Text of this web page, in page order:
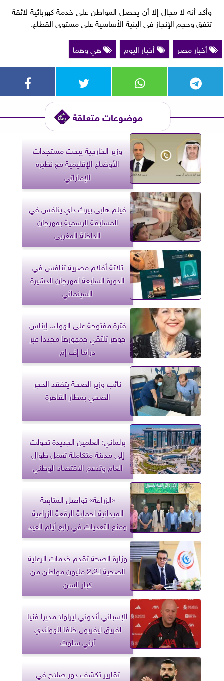
وأكد أنه لا مجال إلا أن يحصل المواطن على خدمة كهربائية لائقة
تتفق وحجم الإنجاز فى البنية الأساسية على مستوى القطاع.
أخبار مصر
أخبار اليوم هي وهما
موضوعات متعلقة
وزير الخارجية يبحث مستجدات
الأوضاع الإقليمية مع نظيره
الإماراتي
فيلم هابى بيرث داي ينافس في
المسابقة الرسمية بمهرجان
الداخلة المغربى
ثلاثة أفلام مصرية تنافس في
الدورة السابعة لمهرجان الدشيرة
السينمائي
فترة مفتوحة على الهواء.. إيناس
جوهر تلتقي جمهورها مجددا عبر
دراما إف إم
نائب وزير الصحة يتفقد الحجر
الصحي بمطار القاهرة
برلماني: العلمين الجديدة تحولت
إلى مدينة متكاملة تعمل طوال
العام وتدعم الاقتصاد الوطني
«الزراعة» تواصل المتابعة
الميدانية لحماية الرقعة الزراعية
ومنع التعديات في رابع أيام العيد
وزارة الصحة تقدم خدمات الرعاية
الصحية لـ2.2 مليون مواطن من
كبار السن
الإسباني أندوني إيراولا مديرا فنيا
لفريق ليفربول خلفا للهولندي
آرني سلوت
تقارير تكشف دور صلاح في